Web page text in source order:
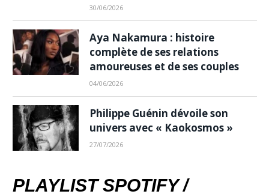
30/06/2026
Aya Nakamura : histoire
complète de ses relations
amoureuses et de ses couples
04/06/2026
Philippe Guénin dévoile son
univers avec « Kaokosmos »
27/07/2026
PLAYLIST SPOTIFY /